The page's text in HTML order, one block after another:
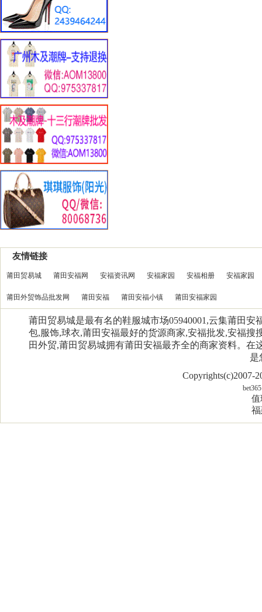
友情链接
莆田贸易城 莆田安福网 安福资讯网 安福家园 安福相册 安福家园
莆田外贸饰品批发网 莆田安福 莆田安福小镇 莆田安福家园
莆田贸易城是最有名的鞋服城市场05940001,云集莆田
包,服饰,球衣,莆田安福最好的货源商家,安福批发,安福
田外贸,莆田贸易城拥有莆田安福最齐全的商家资料。
是
Copyrights(c)2007-
bet365
值